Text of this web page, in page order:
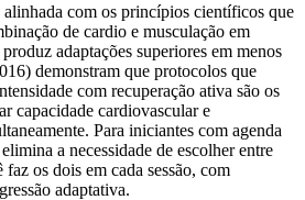
com os princípios científicos que
de cardio e musculação em
adaptações superiores em menos
demonstram que protocolos que
com recuperação ativa são os
capacidade cardiovascular e
Para iniciantes com agenda
a necessidade de escolher entre
os dois em cada sessão, com
adaptativa.